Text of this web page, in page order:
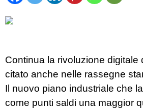
Continua la rivoluzione digitale
citato anche nelle rassegne
Il nuovo piano industriale che
come punti saldi una maggior